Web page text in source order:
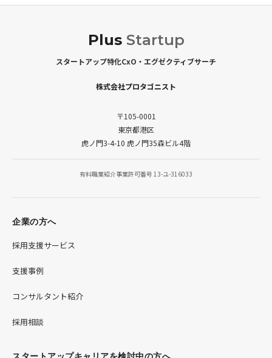
Plus Startup
スタートアップ特化CxO・エグゼクティブサーチ
株式会社プロタゴニスト
〒105-0001
東京都港区
虎ノ門3-4-10 虎ノ門35森ビル4階
有料職業紹介事業許可番号 13-ユ-316033
企業の方へ
採用支援サービス
支援事例
コンサルタント紹介
採用相談